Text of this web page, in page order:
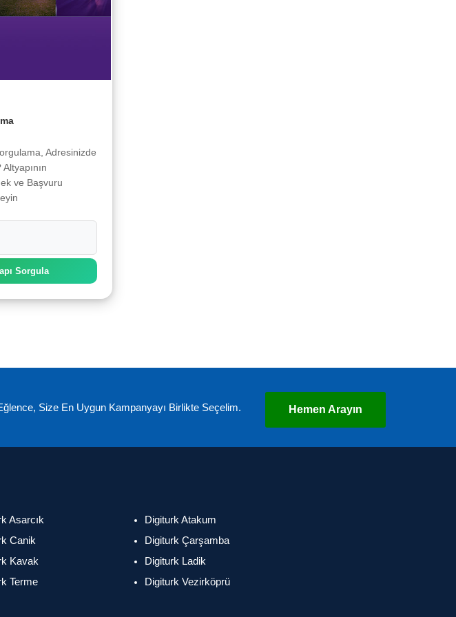
Adresinizde
ve Başvuru
Sorgula
Size En Uygun Kampanyayı Birlikte Seçelim. Hemen Arayın
Asarcık
Digiturk Atakum
Canik
Digiturk Çarşamba
Kavak
Digiturk Ladik
Terme
Digiturk Vezirköprü